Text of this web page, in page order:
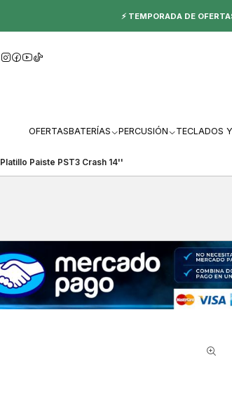
OFERTASBATERÍAS PERCUSIÓN TECLADOS
⚡ TEMPORADA DE
Platillo Paiste PST3 Crash 14''